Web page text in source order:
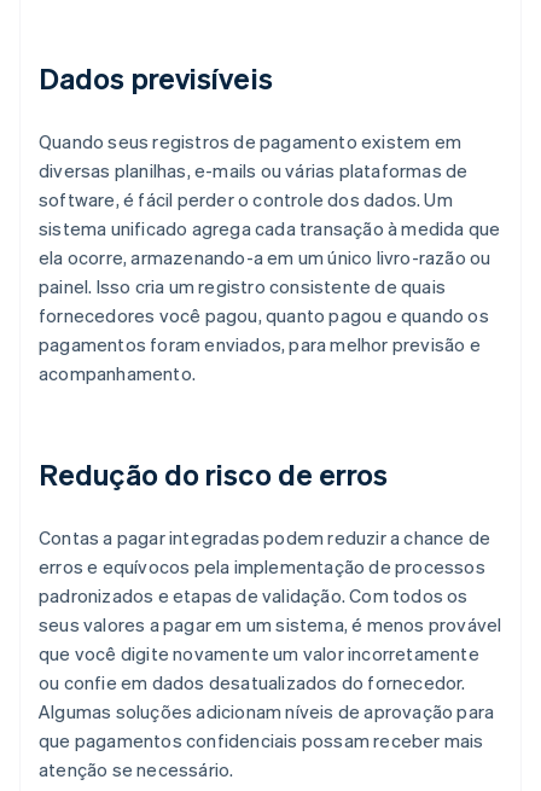
Dados previsíveis
Quando seus registros de pagamento existem em
diversas planilhas, e-mails ou várias plataformas de
software, é fácil perder o controle dos dados. Um
sistema unificado agrega cada transação à medida que
ela ocorre, armazenando-a em um único livro-razão ou
painel. Isso cria um registro consistente de quais
fornecedores você pagou, quanto pagou e quando os
pagamentos foram enviados, para melhor previsão e
acompanhamento.
Redução do risco de erros
Contas a pagar integradas podem reduzir a chance de
erros e equívocos pela implementação de processos
padronizados e etapas de validação. Com todos os
seus valores a pagar em um sistema, é menos provável
que você digite novamente um valor incorretamente
ou confie em dados desatualizados do fornecedor.
Algumas soluções adicionam níveis de aprovação para
que pagamentos confidenciais possam receber mais
atenção se necessário.